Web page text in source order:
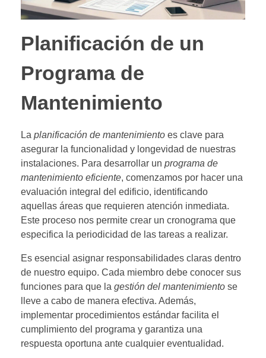
Planificación de un
Programa de
Mantenimiento
La planificación de mantenimiento es clave para
asegurar la funcionalidad y longevidad de nuestras
instalaciones. Para desarrollar un programa de
mantenimiento eficiente, comenzamos por hacer una
evaluación integral del edificio, identificando
aquellas áreas que requieren atención inmediata.
Este proceso nos permite crear un cronograma que
especifica la periodicidad de las tareas a realizar.
Es esencial asignar responsabilidades claras dentro
de nuestro equipo. Cada miembro debe conocer sus
funciones para que la gestión del mantenimiento se
lleve a cabo de manera efectiva. Además,
implementar procedimientos estándar facilita el
cumplimiento del programa y garantiza una
respuesta oportuna ante cualquier eventualidad.